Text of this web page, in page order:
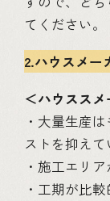
てください。
2.ハウスメー
＜ハウスス
・大量生産
ストを抑えて
・施工エリ
・工期が比